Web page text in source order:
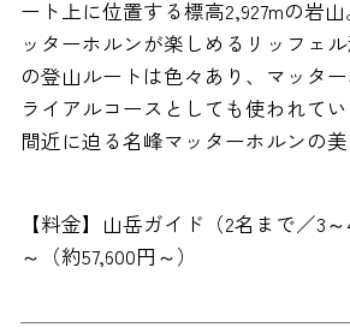
ート上に位置する標高2,927mの岩
ッターホルンが楽しめるリッフェ
の登山ルートは色々あり、マッタ
ライアルコースとしても使われてい
間近に迫る名峰マッターホルンの美
【料金】山岳ガイド（2名まで／3
～（約57,600円～）